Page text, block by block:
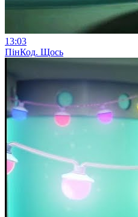
13:03
ПінКод. Щось